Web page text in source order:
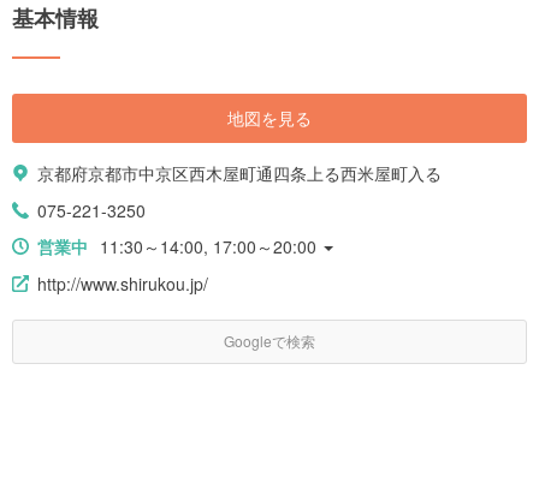
基本情報
地図を見る
京都府京都市中京区西木屋町通四条上る西米屋町入る
075-221-3250
営業中 11:30～14:00, 17:00～20:00
http://www.shirukou.jp/
Googleで検索